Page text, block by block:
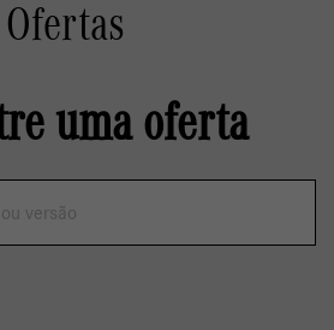
Ofertas
uma oferta